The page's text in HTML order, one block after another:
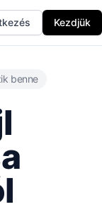
Kezdjük
benne